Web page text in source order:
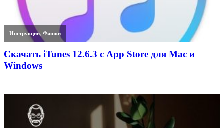
Инструкции,Фишки
Скачать iTunes 12.6.3 с App Store для Mac и
Windows